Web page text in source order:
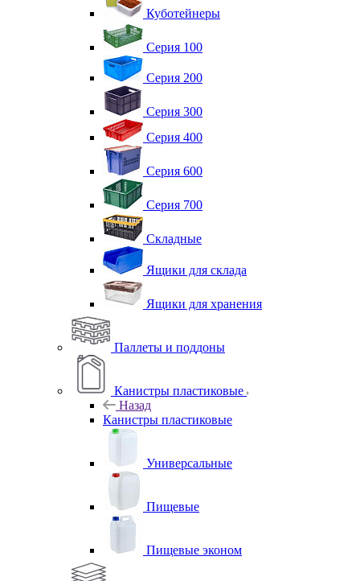
Куботейнеры
Серия 100
Серия 200
Серия 300
Серия 400
Серия 600
Серия 700
Складные
Ящики для склада
Ящики для хранения
Паллеты и поддоны
Канистры пластиковые
Назад
Канистры пластиковые
Универсальные
Пищевые
Пищевые эконом